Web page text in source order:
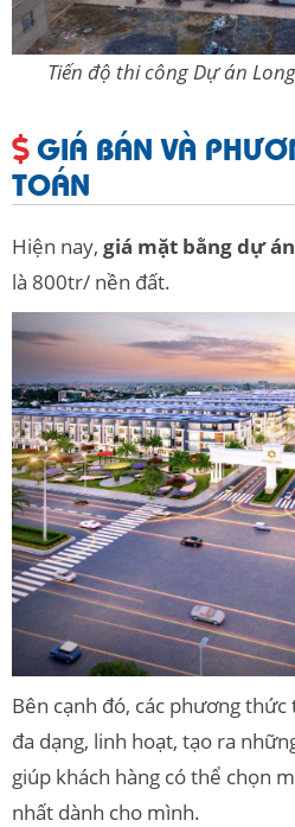
Tiến độ thi công Dự án
GIÁ BÁN VÀ
TOÁN
Hiện nay, giá mặt bằng dự
là 800tr/ nền đất.
Bên cạnh đó, các phương
đa dạng, linh hoạt, tạo ra
giúp khách hàng có thể chọn
nhất dành cho mình.